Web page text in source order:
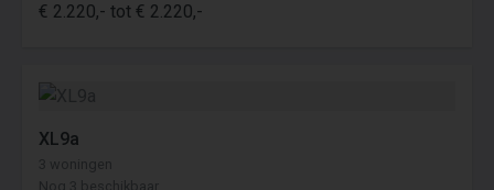
€ 2.220,- tot € 2.220,-
XL9a
3 woningen
Nog 3 beschikbaar